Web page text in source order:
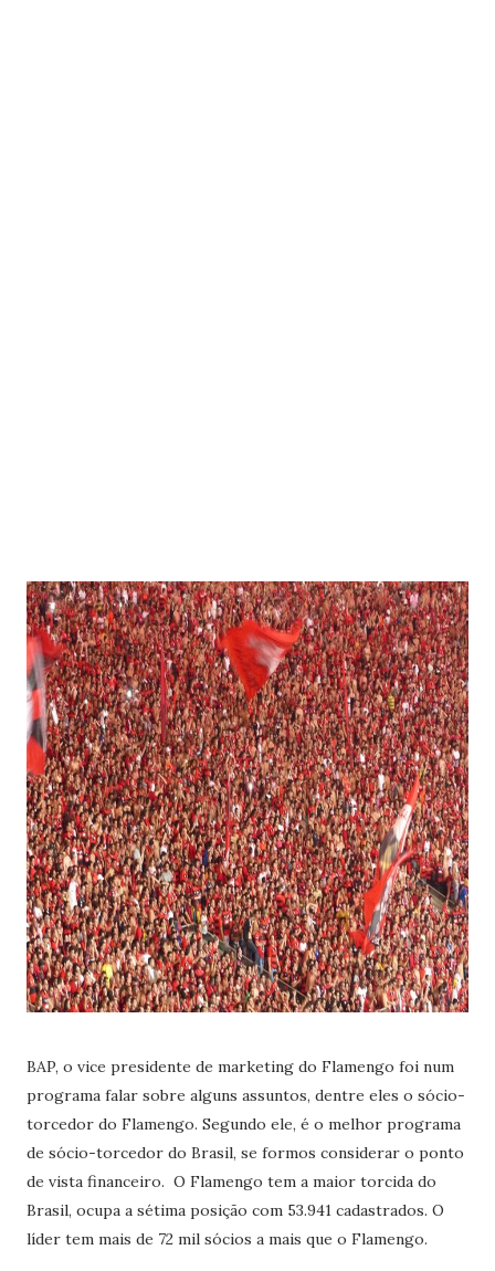
BAP, o vice presidente de marketing do Flamengo foi num
programa falar sobre alguns assuntos, dentre eles o sócio-
torcedor do Flamengo. Segundo ele, é o melhor programa
de sócio-torcedor do Brasil, se formos considerar o ponto
de vista financeiro. O Flamengo tem a maior torcida do
Brasil, ocupa a sétima posição com 53.941 cadastrados. O
líder tem mais de 72 mil sócios a mais que o Flamengo.